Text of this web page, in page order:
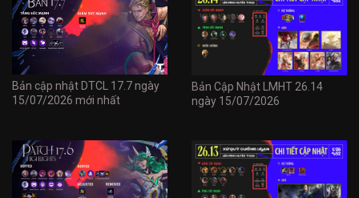
Bản cập nhật DTCL 17.7 ngày
15/07/2026 mới nhất
Bản Cập Nhật LMHT 26.14
ngày 15/07/2026